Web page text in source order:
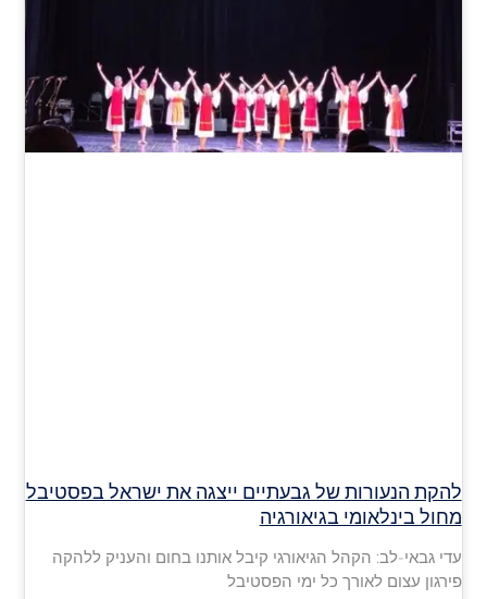
להקת הנעורות של גבעתיים ייצגה את ישראל בפסטיבל
מחול בינלאומי בגיאורגיה
עדי גבאי-לב: הקהל הגיאורגי קיבל אותנו בחום והעניק ללהקה
פירגון עצום לאורך כל ימי הפסטיבל